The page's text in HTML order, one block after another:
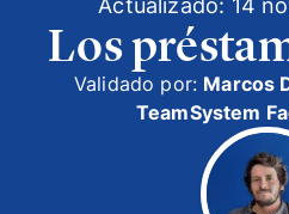
Actualizado: 14
Los
Validado por: Marcos
TeamSystem